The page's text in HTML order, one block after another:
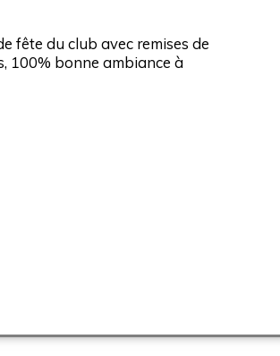
fête du club avec remises de
100% bonne ambiance à